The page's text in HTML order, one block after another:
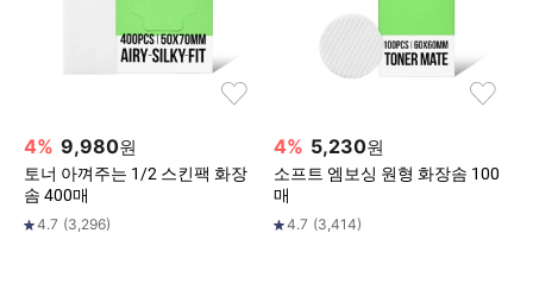
4% 9,980원
토너 아껴주는 1/2 스킨팩 화장
솜 400매
4.7 (3,296)
4% 5,230원
소프트 엠보싱 원형 화장솜 100
매
4.7 (3,414)